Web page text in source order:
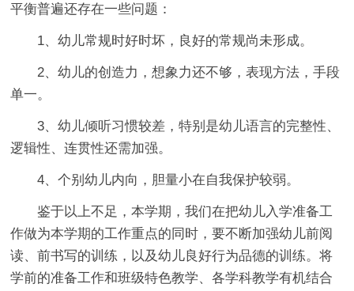
平衡普遍还存在一些问题：
1、幼儿常规时好时坏，良好的常规尚未形成。
2、幼儿的创造力，想象力还不够，表现方法，手段
单一。
3、幼儿倾听习惯较差，特别是幼儿语言的完整性、
逻辑性、连贯性还需加强。
4、个别幼儿内向，胆量小在自我保护较弱。
鉴于以上不足，本学期，我们在把幼儿入学准备工
作做为本学期的工作重点的同时，要不断加强幼儿前阅
读、前书写的训练，以及幼儿良好行为品德的训练。将
学前的准备工作和班级特色教学、各学科教学有机结合